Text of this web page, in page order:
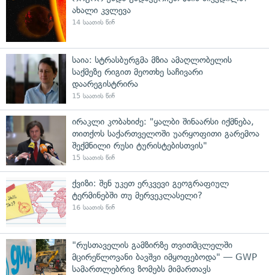
ახალი კვლევა
14 საათის წინ
საია: სტრასბურგმა მზია ამაღლობელის
საქმეზე რიგით მეოთხე საჩივარი
დაარეგისტრირა
15 საათის წინ
ირაკლი კობახიძე: "ყალბი შინაარსი იქმნება,
თითქოს საქართველოში უარყოფითი გარემოა
შექმნილი რუსი ტურისტებისთვის"
15 საათის წინ
ქვიზი: შენ უკეთ ერკვევი გეოგრაფიულ
ტერმინებში თუ მერვეკლასელი?
16 საათის წინ
"რუსთაველის გამზირზე თვითმცლელში
მცირეწლოვანი ბავშვი იმყოფებოდა" — GWP
სამართლებრივ ზომებს მიმართავს